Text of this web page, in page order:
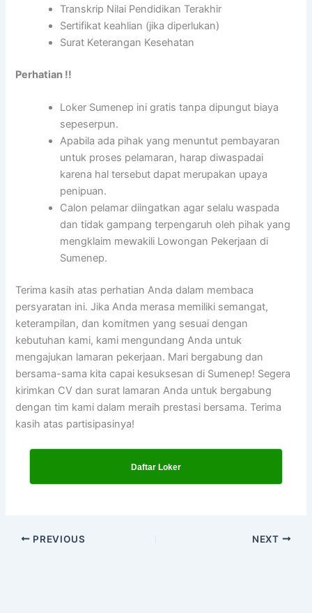
Transkrip Nilai Pendidikan Terakhir
Sertifikat keahlian (jika diperlukan)
Surat Keterangan Kesehatan
Perhatian !!
Loker Sumenep ini gratis tanpa dipungut biaya
sepeserpun.
Apabila ada pihak yang menuntut pembayaran
untuk proses pelamaran, harap diwaspadai
karena hal tersebut dapat merupakan upaya
penipuan.
Calon pelamar diingatkan agar selalu waspada
dan tidak gampang terpengaruh oleh pihak yang
mengklaim mewakili Lowongan Pekerjaan di
Sumenep.
Terima kasih atas perhatian Anda dalam membaca
persyaratan ini. Jika Anda merasa memiliki semangat,
keterampilan, dan komitmen yang sesuai dengan
kebutuhan kami, kami mengundang Anda untuk
mengajukan lamaran pekerjaan. Mari bergabung dan
bersama-sama kita capai kesuksesan di Sumenep! Segera
kirimkan CV dan surat lamaran Anda untuk bergabung
dengan tim kami dalam meraih prestasi bersama. Terima
kasih atas partisipasinya!
Daftar Loker
PREVIOUS NEXT